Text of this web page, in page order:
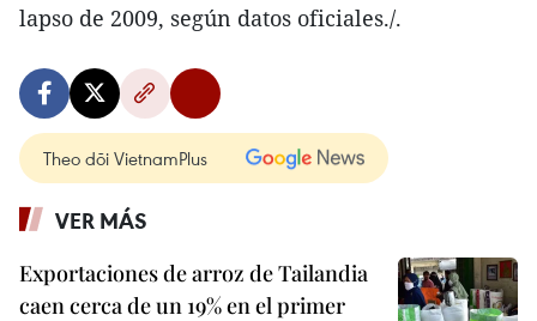
lapso de 2009, según datos oficiales./.
Theo dõi VietnamPlus
VER MÁS
Exportaciones de arroz de Tailandia
caen cerca de un 19% en el primer